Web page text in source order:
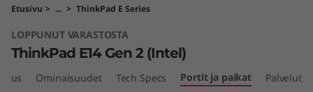
P
a
d
Etusivu > ... > ThinkPad E Series
LOPPUNUT VARASTOSTA
ThinkPad E14 Gen 2 (Intel)
Ominaisuudet Tech Specs Portit ja paikat Palvelut